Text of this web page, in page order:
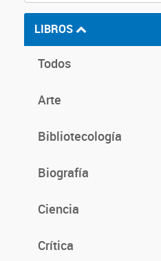
LIBROS
Todos
Arte
Bibliotecología
Biografía
Ciencia
Crítica